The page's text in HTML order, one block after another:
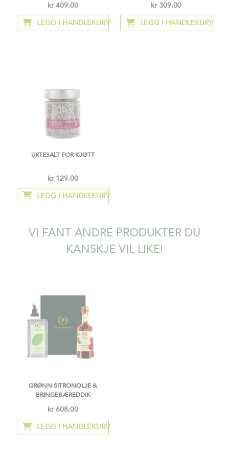
kr 409,00
LEGG I HANDLEKURV
kr 309,00
LEGG I HANDLEKURV
URTESALT FOR KJØTT
kr 129,00
LEGG I HANDLEKURV
VI FANT ANDRE PRODUKTER DU
KANSKJE VIL LIKE!
GRØNN SITRONOLJE &
BRINGEBÆREDDIK
kr 608,00
LEGG I HANDLEKURV